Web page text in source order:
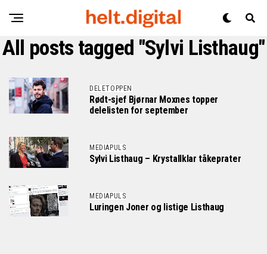
All posts tagged "Sylvi Listhaug"
DELETOPPEN
Rødt-sjef Bjørnar Moxnes topper
delelisten for september
MEDIAPULS
Sylvi Listhaug – Krystallklar tåkeprater
MEDIAPULS
Luringen Joner og listige Listhaug